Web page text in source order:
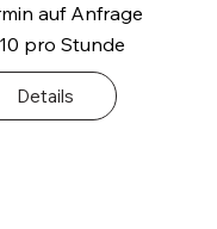
Details
auf Anfrage
pro Stunde